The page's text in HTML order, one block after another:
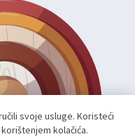
svoje usluge. Koristeći
kolačića.